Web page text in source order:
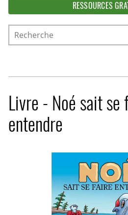
RESSOURCES
Recherche
Livre - Noé sait se
entendre